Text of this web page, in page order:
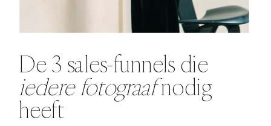
De 3 sales-funnels die
iedere fotograafnodig
heeft